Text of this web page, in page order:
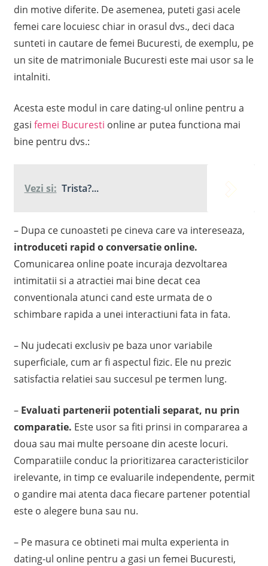
din motive diferite. De asemenea, puteti gasi acele
femei care locuiesc chiar in orasul dvs., deci daca
sunteti in cautare de femei Bucuresti, de exemplu, pe
un site de matrimoniale Bucuresti este mai usor sa le
intalniti.
Acesta este modul in care dating-ul online pentru a
gasi femei Bucuresti online ar putea functiona mai
bine pentru dvs.:
Vezi si: Trista?...
– Dupa ce cunoasteti pe cineva care va intereseaza,
introduceti rapid o conversatie online.
Comunicarea online poate incuraja dezvoltarea
intimitatii si a atractiei mai bine decat cea
conventionala atunci cand este urmata de o
schimbare rapida a unei interactiuni fata in fata.
– Nu judecati exclusiv pe baza unor variabile
superficiale, cum ar fi aspectul fizic. Ele nu prezic
satisfactia relatiei sau succesul pe termen lung.
– Evaluati partenerii potentiali separat, nu prin
comparatie. Este usor sa fiti prinsi in compararea a
doua sau mai multe persoane din aceste locuri.
Comparatiile conduc la prioritizarea caracteristicilor
irelevante, in timp ce evaluarile independente, permit
o gandire mai atenta daca fiecare partener potential
este o alegere buna sau nu.
– Pe masura ce obtineti mai multa experienta in
dating-ul online pentru a gasi un femei Bucuresti,